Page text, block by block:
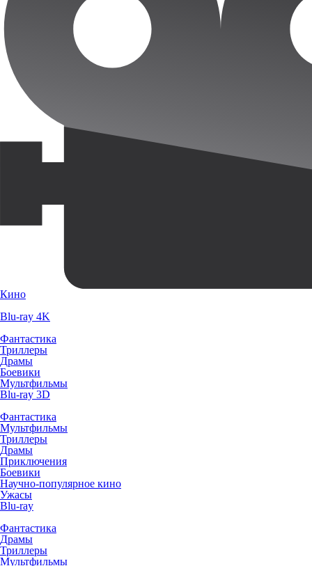
Кино
Blu-ray 4K
Фантастика
Триллеры
Драмы
Боевики
Мультфильмы
Blu-ray 3D
Фантастика
Мультфильмы
Триллеры
Драмы
Приключения
Боевики
Научно-популярное кино
Ужасы
Blu-ray
Фантастика
Драмы
Триллеры
Мультфильмы